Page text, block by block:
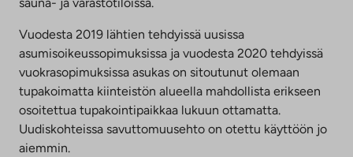
sauna- ja varastotiloissa.
Vuodesta 2019 lähtien tehdyissä uusissa
asumisoikeussopimuksissa ja vuodesta 2020 tehdyissä
vuokrasopimuksissa asukas on sitoutunut olemaan
tupakoimatta kiinteistön alueella mahdollista erikseen
osoitettua tupakointipaikkaa lukuun ottamatta.
Uudiskohteissa savuttomuusehto on otettu käyttöön jo
aiemmin.